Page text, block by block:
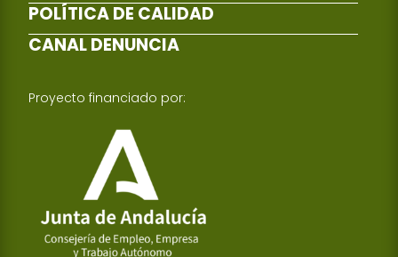
POLÍTICA DE CALIDAD
CANAL DENUNCIA
Proyecto financiado por: